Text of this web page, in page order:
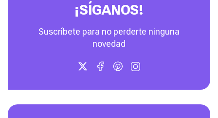
¡SÍGANOS!
Suscríbete para no perderte ninguna
novedad